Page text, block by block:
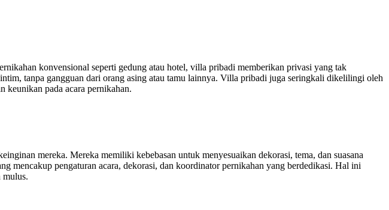
konvensional seperti gedung atau hotel, villa pribadi memberikan privasi yang tak
tanpa gangguan dari orang asing atau tamu lainnya. Villa pribadi juga seringkali dikelilingi oleh
keunikan pada acara pernikahan.
mereka. Mereka memiliki kebebasan untuk menyesuaikan dekorasi, tema, dan suasana
mencakup pengaturan acara, dekorasi, dan koordinator pernikahan yang berdedikasi. Hal ini
mulus.